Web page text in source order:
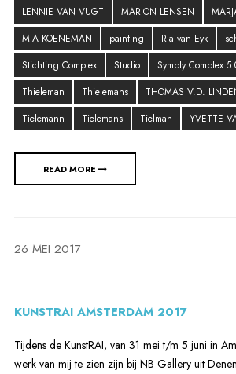
LENNIE VAN VUGT
MARION LENSEN
MIA KOENEMAN
painting Ria van Eyk
Stichting Complex
Studio Symply Complex
Thieleman
Thielemans THOMAS V.D.
Tielemann
Tielemans Tielman YVETTE
READ MORE
26 MEI 2017
KUNSTRAI AMSTERDAM 2017
Tijdens de KunstRAI, van 31 mei t/m 5 juni in
werk van mij te zien zijn bij NB Gallery uit